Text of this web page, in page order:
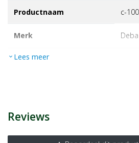
Productnaam c-
Merk
EAN
expand_more Lees meer
Reviews